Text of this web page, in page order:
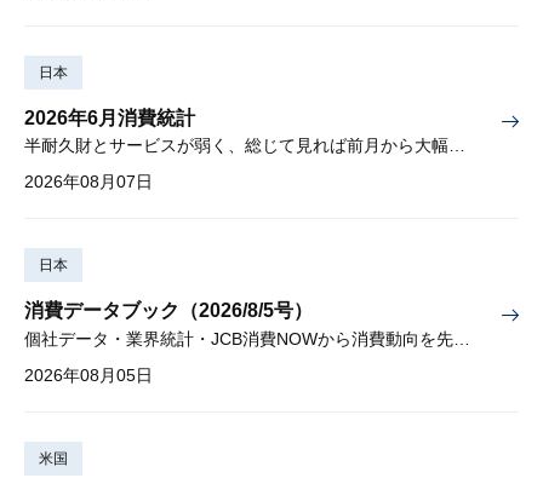
日本
2026年6月消費統計
半耐久財とサービスが弱く、総じて見れば前月から大幅に減少
2026年08月07日
日本
消費データブック（2026/8/5号）
2026年08月05日
米国